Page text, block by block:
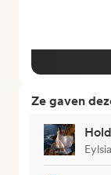
Ze gaven
Eylsia